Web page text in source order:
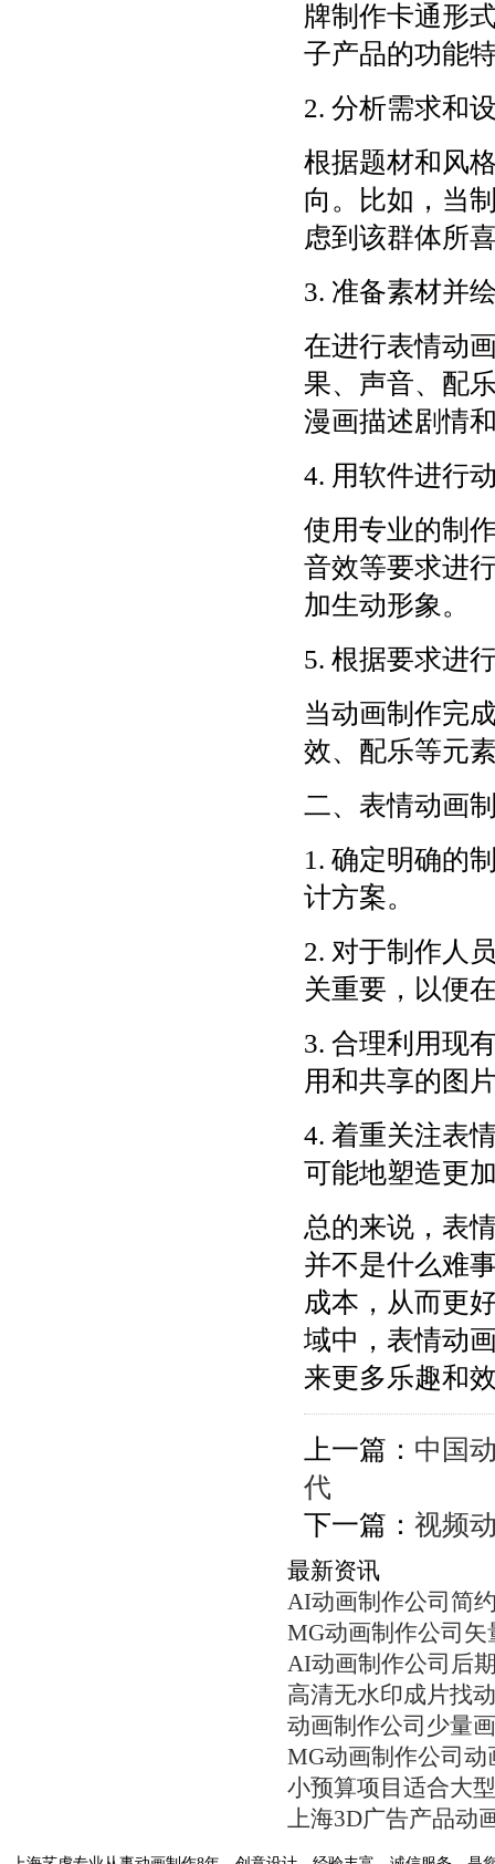
牌制作卡通形
子产品的功能
2. 分析需求和
根据题材和风
向。比如，当
虑到该群体所
3. 准备素材并
在进行表情动
果、声音、配
漫画描述剧情
4. 用软件进行
使用专业的制
音效等要求进
加生动形象。
5. 根据要求进
当动画制作完
效、配乐等元
二、表情动画
1. 确定明确的
计方案。
2. 对于制作人
关重要，以便
3. 合理利用现
用和共享的图
4. 着重关注表
可能地塑造更
总的来说，表
并不是什么难
成本，从而更
域中，表情动
来更多乐趣和
上一篇： 中国
代
下一篇： 视频
最新资讯
AI动画制作公司简
MG动画制作公司
AI动画制作公司后
高清无水印成片找
动画制作公司少量
MG动画制作公司
小预算项目适合大
上海3D广告产品动